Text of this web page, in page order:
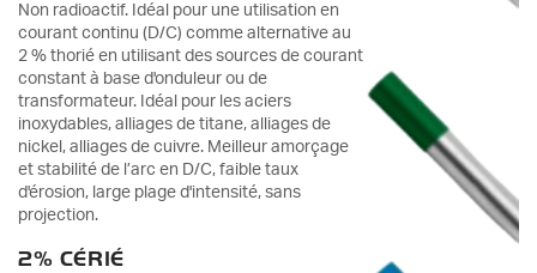
Non radioactif. Idéal pour une utilisation en
courant continu (D/C) comme alternative au
2 % thorié en utilisant des sources de courant
constant à base d'onduleur ou de
transformateur. Idéal pour les aciers
inoxydables, alliages de titane, alliages de
nickel, alliages de cuivre. Meilleur amorçage
et stabilité de l’arc en D/C, faible taux
d'érosion, large plage d'intensité, sans
projection.
2% CÉRIÉ